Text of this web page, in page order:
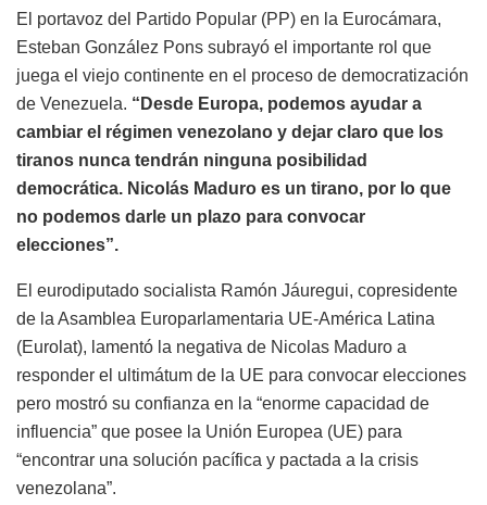
El portavoz del Partido Popular (PP) en la Eurocámara,
Esteban González Pons subrayó el importante rol que
juega el viejo continente en el proceso de democratización
de Venezuela. “Desde Europa, podemos ayudar a
cambiar el régimen venezolano y dejar claro que los
tiranos nunca tendrán ninguna posibilidad
democrática. Nicolás Maduro es un tirano, por lo que
no podemos darle un plazo para convocar
elecciones”.
El eurodiputado socialista Ramón Jáuregui, copresidente
de la Asamblea Europarlamentaria UE-América Latina
(Eurolat), lamentó la negativa de Nicolas Maduro a
responder el ultimátum de la UE para convocar elecciones
pero mostró su confianza en la “enorme capacidad de
influencia” que posee la Unión Europea (UE) para
“encontrar una solución pacífica y pactada a la crisis
venezolana”.